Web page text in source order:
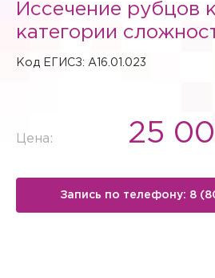
Анкета оценки качества услуг
Иссечение рубцов
категории
Код ЕГИСЗ: A16.01.023
Цена: 25
Запись по телефону: 8